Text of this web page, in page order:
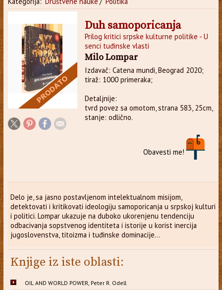
Duh samoporicanja
Prilog kritici srpske kulturne politike - U
senci tuđinske vlasti
Milo Lompar
Izdavač: Catena mundi, Beograd 2020;
tiraž: 1000 primeraka;
Detaljnije:
tvrd povez sa omotom, strana 583, 25cm,
stanje: odlično.
Obavesti me!
Delo je, sa jasno postavljenom intelektualnom misijom,
detektovati i kritikovati ideologiju samoporicanja u srpskoj kulturi
i politici. Lompar ukazuje na duboko ukorenjenu tendenciju
odbacivanja sopstvenog identiteta i istorije u korist inercija
jugoslovenstva, titoizma i tuđinske dominacije...
Knjige iz iste oblasti:
OIL AND WORLD POWER, Peter R. Odell